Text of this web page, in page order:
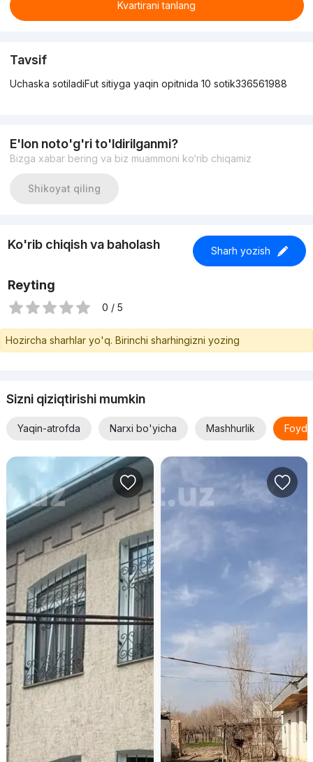
Kvartirani tanlang
Tavsif
Uchaska sotiladiFut sitiyga yaqin opitnida 10 sotik336561988
E'lon noto'g'ri to'ldirilganmi?
Bizga xabar bering va biz muammoni ko‘rib chiqamiz
Shikoyat qiling
Ko'rib chiqish va baholash Sharh yozish
Reyting
0 / 5
Hozircha sharhlar yo'q. Birinchi sharhingizni yozing
Sizni qiziqtirishi mumkin
Yaqin-atrofda Narxi bo'yicha Mashhurlik